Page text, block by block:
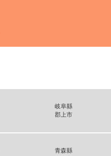
岐阜縣
郡上市
青森縣